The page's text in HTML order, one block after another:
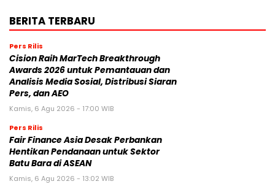
BERITA TERBARU
Pers Rilis
Cision Raih MarTech Breakthrough
Awards 2026 untuk Pemantauan dan
Analisis Media Sosial, Distribusi Siaran
Pers, dan AEO
Kamis, 6 Agu 2026 - 17:00 WIB
Pers Rilis
Fair Finance Asia Desak Perbankan
Hentikan Pendanaan untuk Sektor
Batu Bara di ASEAN
Kamis, 6 Agu 2026 - 13:02 WIB